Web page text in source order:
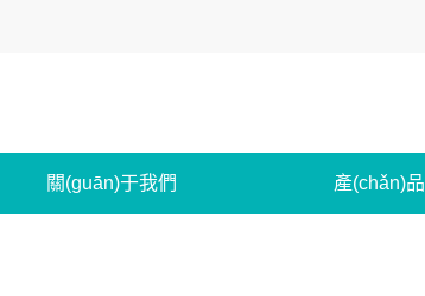
關(guān)于我們 產(chǎn)